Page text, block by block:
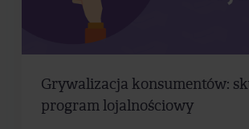
Grywalizacja konsumentów:
program lojalnościowy